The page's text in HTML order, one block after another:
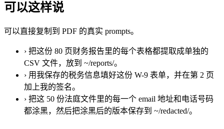
可以这样说
可以直接复制到 PDF 的真实 prompts。
› 把这份 80 页财务报告里的每个表格都提取成单独的
CSV 文件，放到 ~/reports/。
› 用我保存的税务信息填好这份 W-9 表单，并在第 2 页
加上我的签名。
› 把这 50 份法庭文件里的每一个 email 地址和电话号码
都涂黑，然后把涂黑后的版本保存到 ~/redacted/。